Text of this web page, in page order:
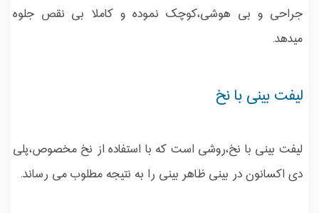
جراحی و بی هوشی،کوچک نموده و کاملا بی نقص جلوه
میدهد.
لیفت بینی با نخ
لیفت بینی با نخ،روشی است که با استفاده از نخ مخصوص،پلی
دی اکسانون در بینی ظاهر بینی را به نتیجه مطلوب می رساند.